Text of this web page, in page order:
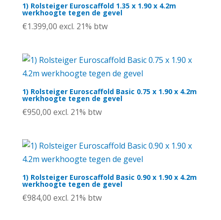
1) Rolsteiger Euroscaffold 1.35 x 1.90 x 4.2m
werkhoogte tegen de gevel
€1.399,00 excl. 21% btw
1) Rolsteiger Euroscaffold Basic 0.75 x 1.90 x 4.2m
werkhoogte tegen de gevel
€950,00 excl. 21% btw
1) Rolsteiger Euroscaffold Basic 0.90 x 1.90 x 4.2m
werkhoogte tegen de gevel
€984,00 excl. 21% btw